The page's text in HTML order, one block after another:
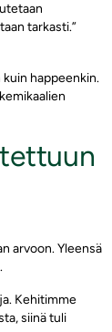
tarkasti.”
happeenkin.
arvoon. Yleensä
Kehitimme
siinä tuli